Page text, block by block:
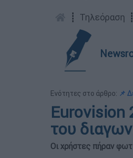
┋ Τηλεόραση ┋
Ενότητες στο άρθρο: 📌
Eurovision
του
Οι χρήστες πήραν